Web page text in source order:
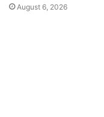
August 6, 2026